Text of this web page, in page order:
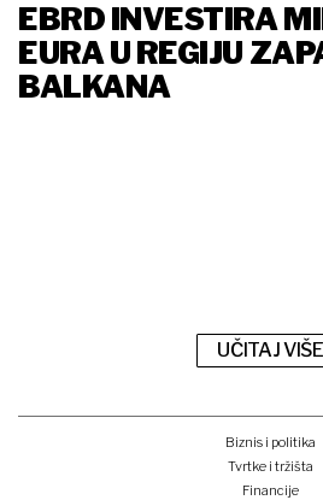
EBRD INVESTIRA
EURA U REGIJU
BALKANA
UČITAJ VIŠE
Biznis i politika
Tvrtke i tržišta
Financije